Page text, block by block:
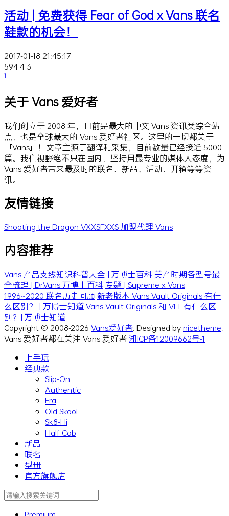
活动 | 免费获得 Fear of God x Vans 联名
鞋款的机会！
2017-01-18 21:45:17
5944 3
1
关于 Vans 爱好者
我们创立于 2008 年，目前是最大的中文 Vans 资讯类综合站
点，也是全球最大的 Vans 爱好者社区。这里的一切都关于
「Vans」！文章主源于翻译和采集，目前数量已经接近 5000
篇。我们视野绝不只在国内，坚持用最专业的媒体人态度，为
Vans 爱好者带来最及时的联名、新品、活动、开箱等等资
讯。
友情链接
Shooting the Dragon VXXSFXXS加盟代理 Vans
内容推荐
Vans 产品支线知识科普大全 | 万博士百科美产时期各型号最
全梳理 | Dr.Vans 万博士百科 专题 | Supreme x Vans
1996~2020 联名历史回顾 新老版本 Vans Vault Originals 有什
么区别？ | 万博士知道Vans Vault Originals 和 VLT 有什么区
别？| 万博士知道
Copyright © 2008-2026 Vans爱好者. Designed bynicetheme.
Vans 爱好者都在关注 Vans 爱好者湘ICP备12009662号-1
上手玩
经典款
Slip-On
Authentic
Era
Old Skool
Sk8-Hi
Half Cab
新品
联名
型册
官方旗舰店